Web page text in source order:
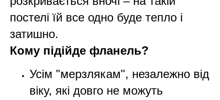
постелі їй все одно буде тепло і
затишно.
Кому підійде фланель?
Усім "мерзлякам", незалежно від
віку, які довго не можуть